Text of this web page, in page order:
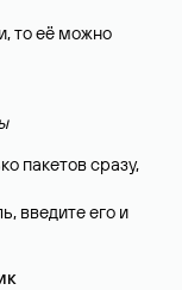
то её можно
пакетов сразу,
введите его и